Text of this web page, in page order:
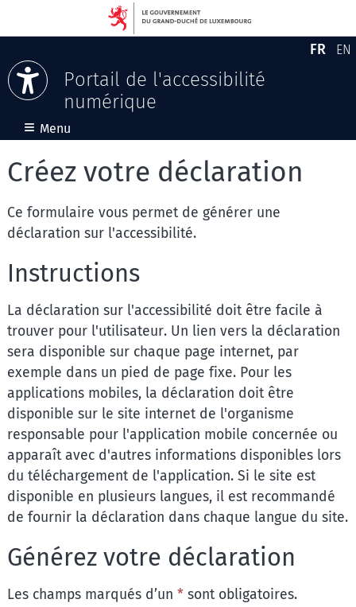
Portail de l'accessibilité
numérique
FR EN
≡ Menu
Créez votre déclaration
Ce formulaire vous permet de générer une
déclaration sur l'accessibilité.
Instructions
La déclaration sur l'accessibilité doit être facile à
trouver pour l'utilisateur. Un lien vers la déclaration
sera disponible sur chaque page internet, par
exemple dans un pied de page fixe. Pour les
applications mobiles, la déclaration doit être
disponible sur le site internet de l'organisme
responsable pour l'application mobile concernée ou
apparaît avec d'autres informations disponibles lors
du téléchargement de l'application. Si le site est
disponible en plusieurs langues, il est recommandé
de fournir la déclaration dans chaque langue du site.
Générez votre déclaration
Les champs marqués d’un * sont obligatoires.